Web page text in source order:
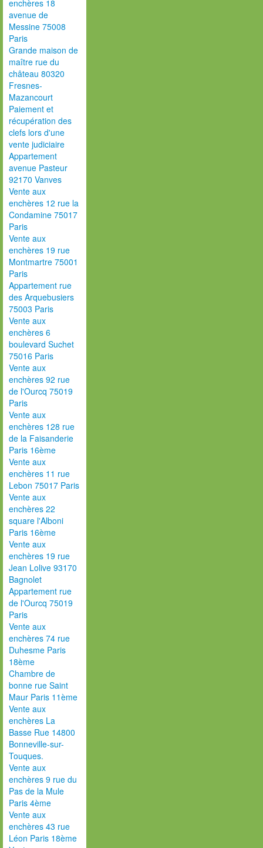
enchères 18
avenue de
Messine 75008
Paris
Grande maison de
maître rue du
château 80320
Fresnes-
Mazancourt
Paiement et
récupération des
clefs lors d'une
vente judiciaire
Appartement
avenue Pasteur
92170 Vanves
Vente aux
enchères 12 rue la
Condamine 75017
Paris
Vente aux
enchères 19 rue
Montmartre 75001
Paris
Appartement rue
des Arquebusiers
75003 Paris
Vente aux
enchères 6
boulevard Suchet
75016 Paris
Vente aux
enchères 92 rue
de l'Ourcq 75019
Paris
Vente aux
enchères 128 rue
de la Faisanderie
Paris 16ème
Vente aux
enchères 11 rue
Lebon 75017 Paris
Vente aux
enchères 22
square l'Alboni
Paris 16ème
Vente aux
enchères 19 rue
Jean Lolive 93170
Bagnolet
Appartement rue
de l'Ourcq 75019
Paris
Vente aux
enchères 74 rue
Duhesme Paris
18ème
Chambre de
bonne rue Saint
Maur Paris 11ème
Vente aux
enchères La
Basse Rue 14800
Bonneville-sur-
Touques.
Vente aux
enchères 9 rue du
Pas de la Mule
Paris 4ème
Vente aux
enchères 43 rue
Léon Paris 18ème